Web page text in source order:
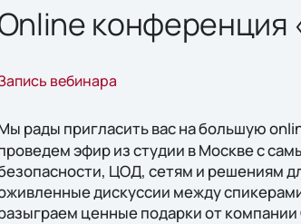
конференция
вебинара
рады пригласить вас на большую
эфир из студии в Москве с
ЦОД, сетям и решениям
дискуссии между
ценные подарки от компании